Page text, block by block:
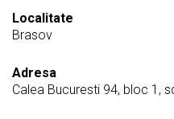
Localitate
Brasov
Adresa
Calea Bucuresti 94, bloc 1,